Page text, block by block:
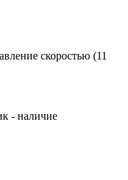
скоростью (11
- наличие